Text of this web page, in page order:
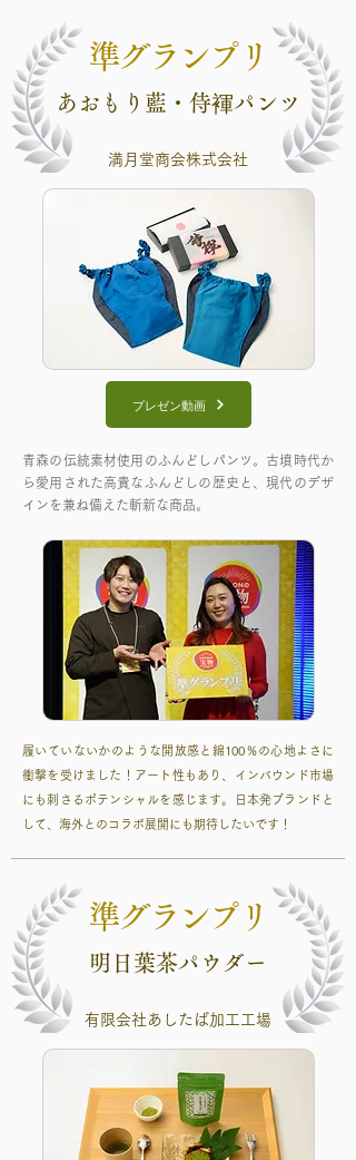
準グランプリ
あおもり藍・侍褌パンツ
満月堂商会株式会社
プレゼン動画
青森の伝統素材使用のふんどしパンツ。古墳時代か
ら愛用された高貴なふんどしの歴史と、現代のデザ
インを兼ね備えた斬新な商品。
履いていないかのような開放感と綿100％の心地よさに
衝撃を受けました！アート性もあり、インバウンド市場
にも刺さるポテンシャルを感じます。日本発ブランドと
して、海外とのコラボ展開にも期待したいです！
準グランプリ
明日葉茶パウダー
有限会社あしたば加工工場